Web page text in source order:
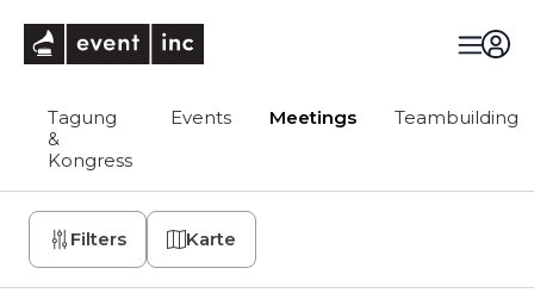
Tagung
&
Kongress
Events Meetings Teambuilding
Filters Karte